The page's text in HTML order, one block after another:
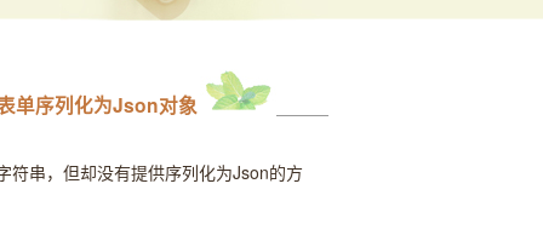
单序列化为Json对象
符串，但却没有提供序列化为Json的方